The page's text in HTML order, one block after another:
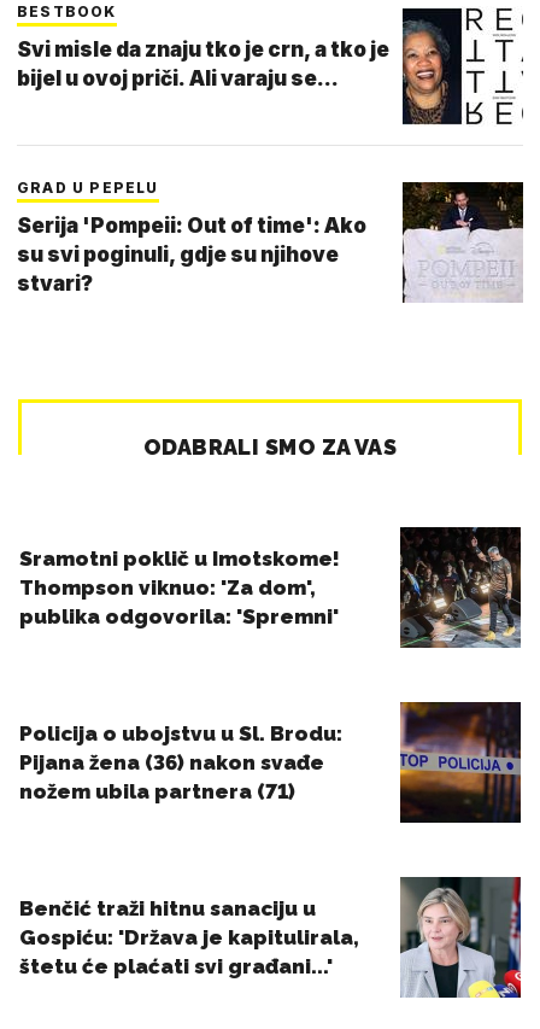
BESTBOOK
Svi misle da znaju tko je crn, a tko je
bijel u ovoj priči. Ali varaju se...
GRAD U PEPELU
Serija 'Pompeii: Out of time': Ako
su svi poginuli, gdje su njihove
stvari?